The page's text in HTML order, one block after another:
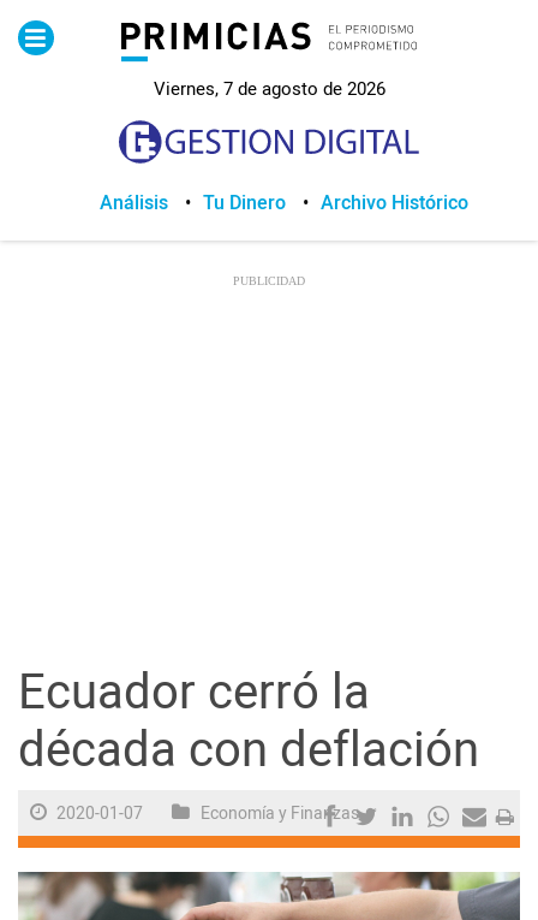
Viernes, 7 de agosto de 2026
Lo Último
Política
Sociedad
Ciencia y Tecnología
Análisis Tu Dinero Archivo Histórico
Ecuador cerró la
década con deflación
2020-01-07 Economía y Finanzas